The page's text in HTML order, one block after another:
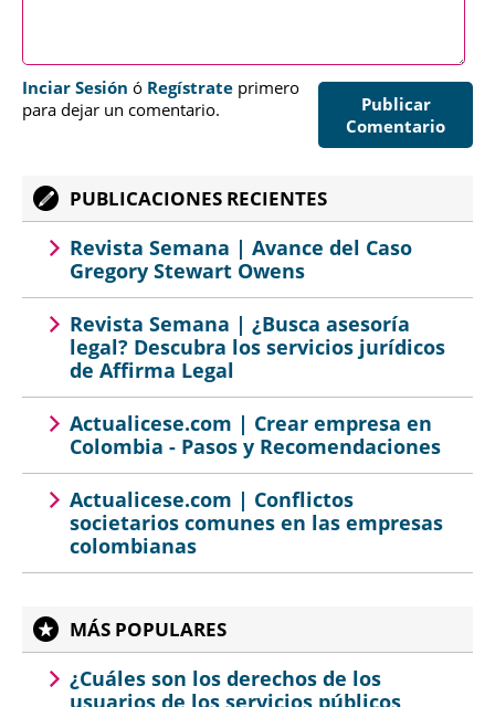
Publicar
Comentario
Inciar Sesión ó Regístrate primero
para dejar un comentario.
PUBLICACIONES RECIENTES
Revista Semana | Avance del Caso
Gregory Stewart Owens
Revista Semana | ¿Busca asesoría
legal? Descubra los servicios jurídicos
de Affirma Legal
Actualicese.com | Crear empresa en
Colombia - Pasos y Recomendaciones
Actualicese.com | Conflictos
societarios comunes en las empresas
colombianas
MÁS POPULARES
¿Cuáles son los derechos de los
usuarios de los servicios públicos